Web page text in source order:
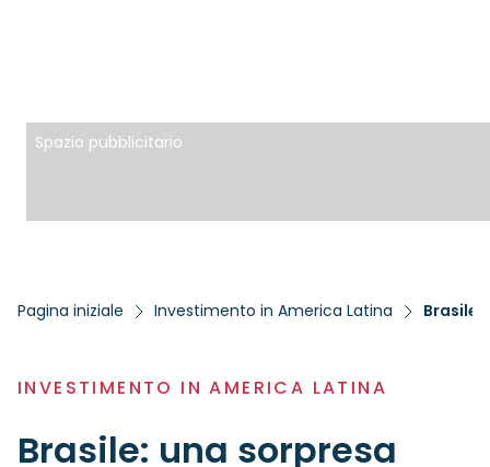
Spazio pubblicitario
Pagina iniziale Investimento in America Latina
INVESTIMENTO IN AMERICA LATINA
Brasile: una sorpresa